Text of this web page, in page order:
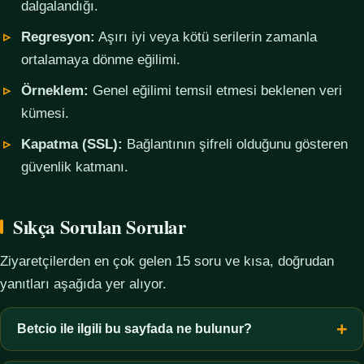
dalgalandığı.
Regresyon: Aşırı iyi veya kötü serilerin zamanla
ortalamaya dönme eğilimi.
Örneklem: Genel eğilimi temsil etmesi beklenen veri
kümesi.
Kapatma (SSL): Bağlantının şifreli olduğunu gösteren
güvenlik katmanı.
Sıkça Sorulan Sorular
Ziyaretçilerden en çok gelen 15 soru ve kısa, doğrudan
yanıtları aşağıda yer alıyor.
Betcio ile ilgili bu sayfada ne bulunur?
Bu sayfada yalnızca kavramsal bilgi, terim açıklamaları, veri